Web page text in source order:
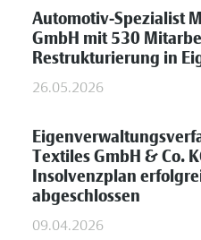
Automotiv-Spezialist
GmbH mit 530
Restrukturierung in
26.05.2026
Textiles GmbH & Co.
Insolvenzplan
abgeschlossen
09.04.2026